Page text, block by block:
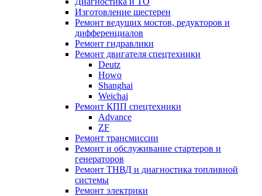
Изготовление шестерен
Ремонт ведущих мостов, редукторов и
дифференциалов
Ремонт гидравлики
Ремонт двигателя спецтехники
Deutz
Howo
Shanghai
Weichai
Ремонт КПП спецтехники
Advance
ZF
Ремонт трансмиссии
Ремонт и обслуживание стартеров и
генераторов
Ремонт ТНВД и диагностика топливной
системы
Ремонт электрики